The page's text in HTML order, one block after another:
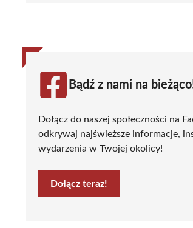
Bądź z nami na
Dołącz do naszej społeczności na
odkrywaj najświeższe informacje,
wydarzenia w Twojej okolicy!
Dołącz teraz!